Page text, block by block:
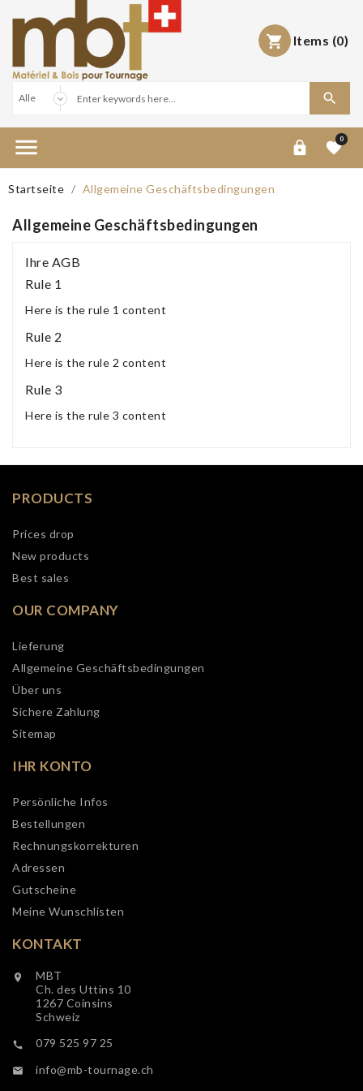
 Items (0)

  0
Startseite Allgemeine Geschäftsbedingungen
Allgemeine Geschäftsbedingungen
Ihre AGB
Rule 1
Here is the rule 1 content
Rule 2
Here is the rule 2 content
Rule 3
Here is the rule 3 content
PRODUCTS
Prices drop
New products
Best sales
OUR COMPANY
Lieferung
Allgemeine Geschäftsbedingungen
Über uns
Sichere Zahlung
Sitemap
IHR KONTO
Persönliche Infos
Bestellungen
Rechnungskorrekturen
Adressen
Gutscheine
Meine Wunschlisten
KONTAKT

MBT
Ch. des Uttins 10
1267 Coinsins
Schweiz
 079 525 97 25
 info@mb-tournage.ch